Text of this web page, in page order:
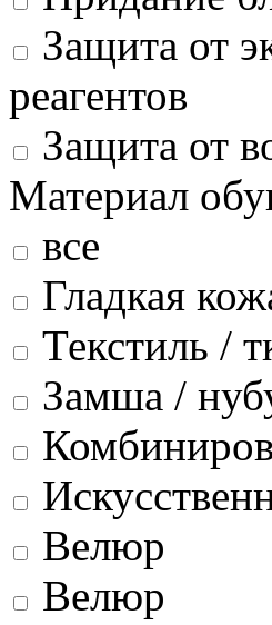
Защита от
реагентов
Защита от
Материал
все
Гладкая
Текстиль /
Замша /
Велюр
Велюр